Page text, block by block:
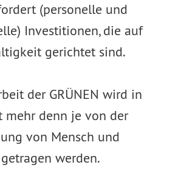
(personelle und
Investitionen, die auf
gerichtet sind.
der GRÜNEN wird in
mehr denn je von der
von Mensch und
werden.